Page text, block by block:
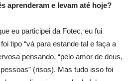
aprenderam e levam até hoje?
eu participei da Fotec, eu fui
tipo “vá para estande tal e faça a
pensando, “pelo amor de deus,
(risos). Mas tudo isso foi